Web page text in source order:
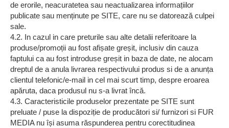
de erorile, neacuratetea sau neactualizarea informațiilor
publicate sau menținute pe SITE, care nu se datorează culpei
sale.
4.2. In cazul in care preturile sau alte detalii referitoare la
produse/promoții au fost afișate greșit, inclusiv din cauza
faptului ca au fost introduse greșit in baza de date, ne alocam
dreptul de a anula livrarea respectivului produs si de a anunța
clientul telefonic/e-mail in cel mai scurt timp, despre eroarea
apăruta, daca produsul nu s-a livrat încă.
4.3. Caracteristicile produselor prezentate pe SITE sunt
preluate / puse la dispoziție de producători si/ furnizori si FUR
MEDIA nu își asuma răspunderea pentru corectitudinea